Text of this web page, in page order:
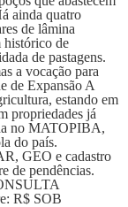
ainda quatro
de lâmina
histórico de
de pastagens.
a vocação para
de Expansão A
estando em
propriedades já
no MATOPIBA,
do país.
GEO e cadastro
de pendências.
R$ SOB